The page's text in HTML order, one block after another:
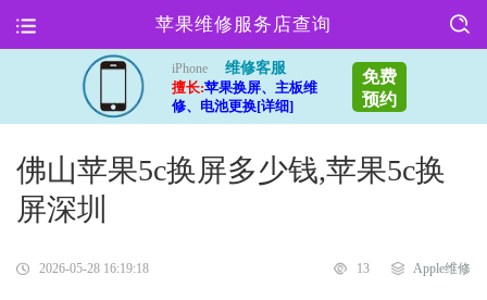
苹果维修服务店查询
iPhone
维修客服
擅长:苹果换屏、主板维
修、电池更换[详细]
免费
预约
佛山苹果5c换屏多少钱,苹果5c换
屏深圳
2026-05-28 16:19:18 13 Apple维修